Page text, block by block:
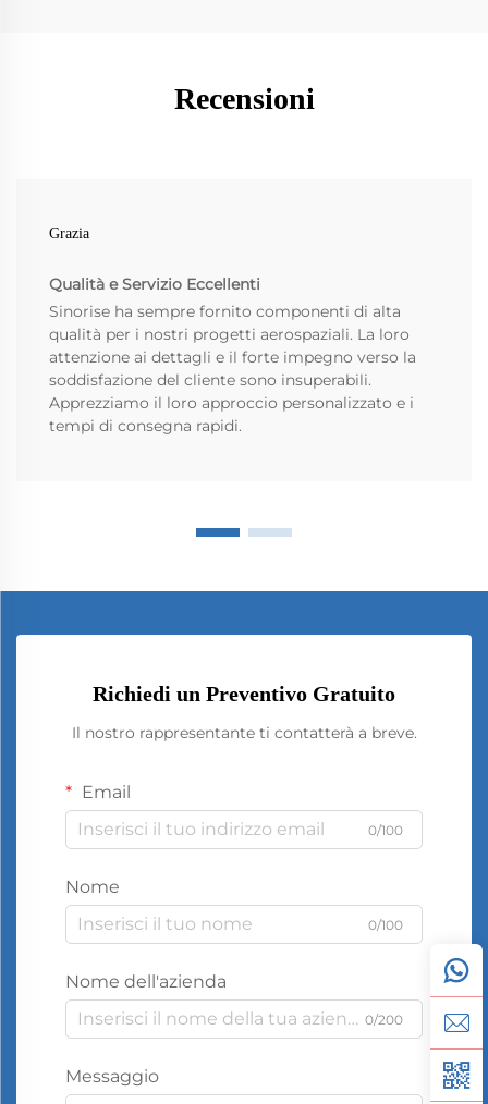
Recensioni
Grazia
Qualità e Servizio Eccellenti
Sinorise ha sempre fornito componenti di alta
qualità per i nostri progetti aerospaziali. La loro
attenzione ai dettagli e il forte impegno verso la
soddisfazione del cliente sono insuperabili.
Apprezziamo il loro approccio personalizzato e i
tempi di consegna rapidi.
Richiedi un Preventivo Gratuito
Il nostro rappresentante ti contatterà a breve.
Email
0/100
Nome
0/100
Nome dell'azienda
0/200
Messaggio